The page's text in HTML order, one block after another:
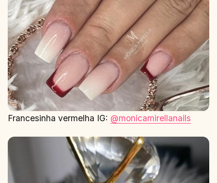
Francesinha vermelha IG: @monicamirellanails